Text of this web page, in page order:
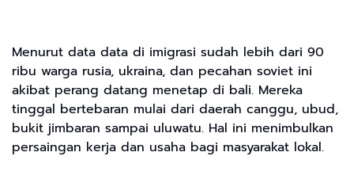
Menurut data data di imigrasi sudah lebih dari 90
ribu warga rusia, ukraina, dan pecahan soviet ini
akibat perang datang menetap di bali. Mereka
tinggal bertebaran mulai dari daerah canggu, ubud,
bukit jimbaran sampai uluwatu. Hal ini menimbulkan
persaingan kerja dan usaha bagi masyarakat lokal.